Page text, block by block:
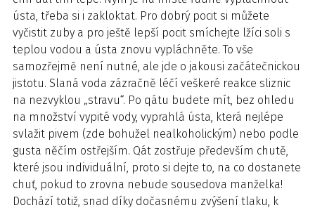
ústa, třeba si i zakloktat. Pro dobrý pocit si můžete
vyčistit zuby a pro ještě lepší pocit smíchejte lžíci soli s
teplou vodou a ústa znovu vypláchněte. To vše
samozřejmě není nutné, ale jde o jakousi začátečnickou
jistotu. Slaná voda zázračně léčí veškeré reakce sliznic
na nezvyklou „stravu“. Po qátu budete mít, bez ohledu
na množství vypité vody, vyprahlá ústa, která nejlépe
svlažit pivem (zde bohužel nealkoholickým) nebo podle
gusta něčím ostřejším. Qát zostřuje především chutě,
které jsou individuální, proto si dejte to, na co dostanete
chuť, pokud to zrovna nebude sousedova manželka!
Dochází totiž, snad díky dočasnému zvýšení tlaku, k